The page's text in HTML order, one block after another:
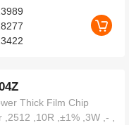
Thick Film Chip
,2512 ,10R ,±1% ,3W ,- ,